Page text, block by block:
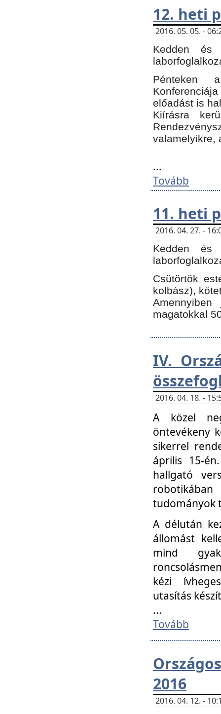
12. heti
2016. 05. 05. -
Kedden és
Pénteken
előadást is
Kiírásra
valamelyikre,
...
Tovább
11. heti
2016. 04. 27. -
Kedden és
Csütörtök
kolbász),
Amennyiben
magatokkal
IV.
2016. 04. 18. -
A közel
öntevékeny
sikerrel
április 15-
hallgató
tudományok
A délután
állomást
mind
kézi
utasítás
...
Tovább
2016
2016. 04. 12. -